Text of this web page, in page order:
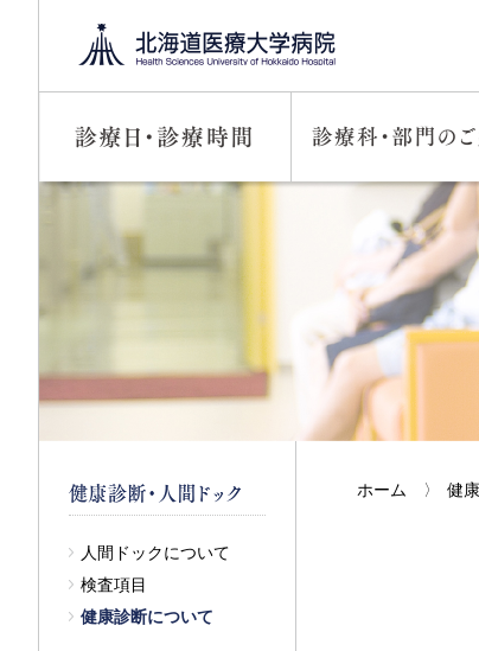
ホーム 〉 健
人間ドックについて
検査項目
健康診断について